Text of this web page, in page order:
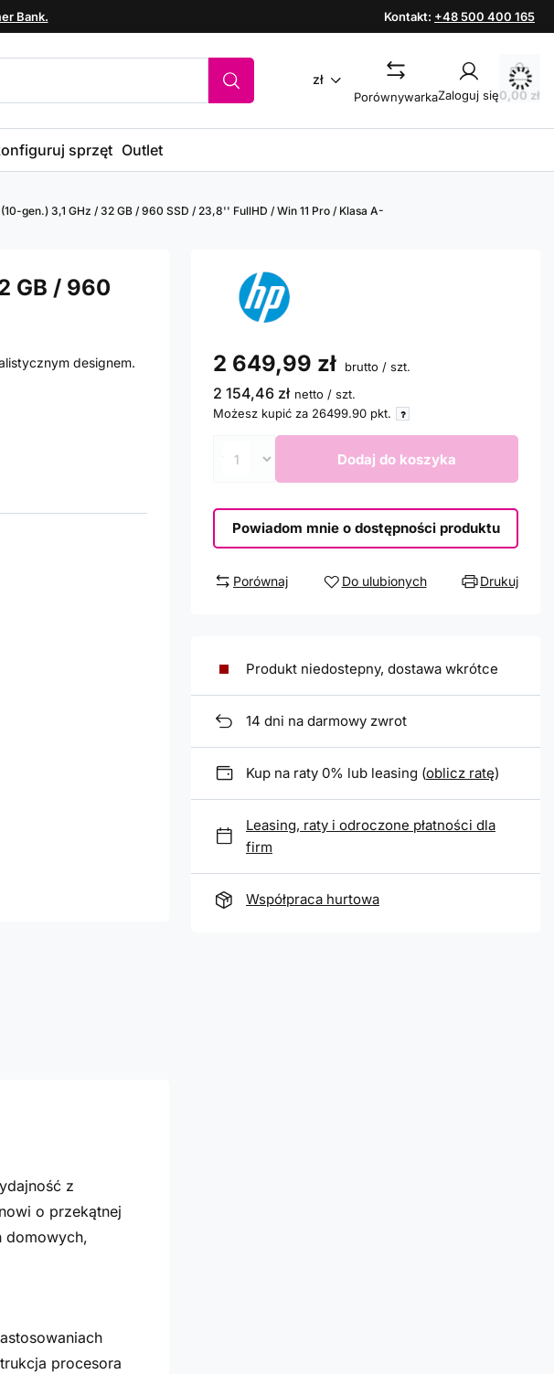
Bank. Kontakt: +48 500 400 165
zł
PorównywarkaZaloguj się0,00 zł
sprzęt Outlet
gen.) 3,1 GHz / 32 GB / 960 SSD / 23,8'' FullHD / Win 11 Pro / Klasa A-
GB / 960
designem. 2 649,99 zł brutto / szt.
2 154,46 zł netto / szt.
Możesz kupić za 26499.90 pkt.
Dodaj do koszyka
Powiadom mnie o dostępności produktu
Porównaj Do ulubionych Drukuj
Produkt niedostepny, dostawa wkrótce
14 dni na darmowy zwrot
Kup na raty 0% lub leasing (oblicz ratę)
Leasing, raty i odroczone płatności dla
firm
Współpraca hurtowa
z
o przekątnej
domowych,
procesora